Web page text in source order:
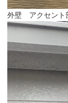
外壁 アクセン